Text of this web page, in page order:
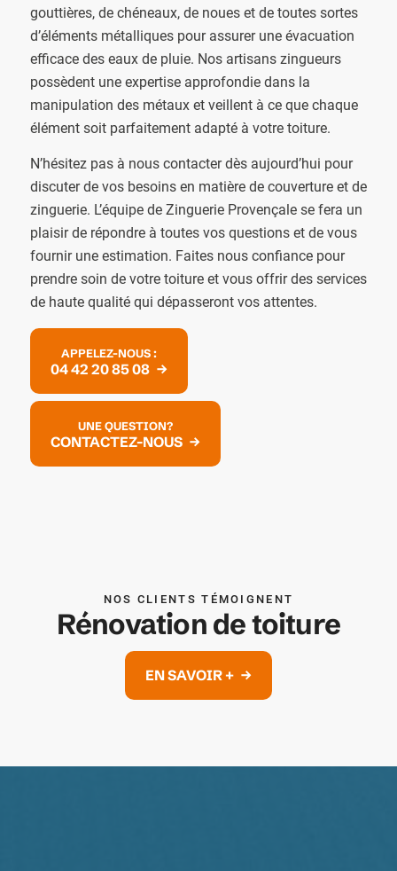
gouttières, de chéneaux, de noues et de toutes sortes
d’éléments métalliques pour assurer une évacuation
efficace des eaux de pluie. Nos artisans zingueurs
possèdent une expertise approfondie dans la
manipulation des métaux et veillent à ce que chaque
élément soit parfaitement adapté à votre toiture.
N’hésitez pas à nous contacter dès aujourd’hui pour
discuter de vos besoins en matière de couverture et de
zinguerie. L’équipe de Zinguerie Provençale se fera un
plaisir de répondre à toutes vos questions et de vous
fournir une estimation. Faites nous confiance pour
prendre soin de votre toiture et vous offrir des services
de haute qualité qui dépasseront vos attentes.
APPELEZ-NOUS :
04 42 20 85 08
UNE QUESTION?
CONTACTEZ-NOUS
NOS CLIENTS TÉMOIGNENT
Rénovation de toiture
EN SAVOIR +